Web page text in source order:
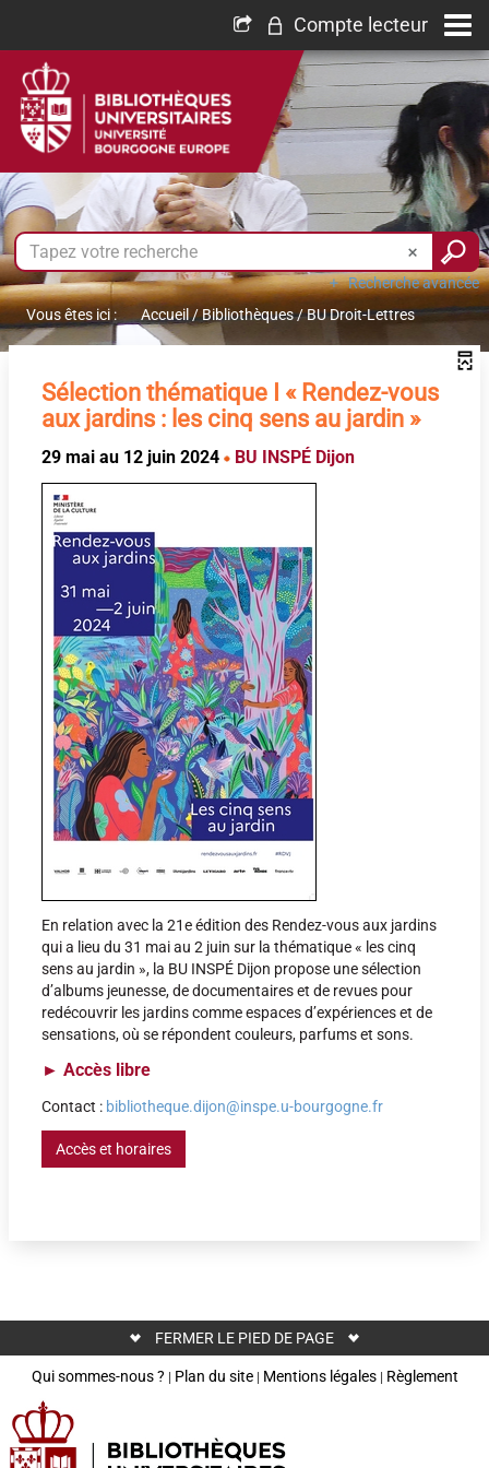
Compte lecteur
Recherche avancée
Vous êtes ici :
Accueil /Bibliothèques/BU Droit-Lettres
Sélection thématique I « Rendez-vous
aux jardins : les cinq sens au jardin »
29 mai au 12 juin 2024 BU INSPÉ Dijon
En relation avec la 21e édition des Rendez-vous aux jardins
qui a lieu du 31 mai au 2 juin sur la thématique « les cinq
sens au jardin », la BU INSPÉ Dijon propose une sélection
d’albums jeunesse, de documentaires et de revues pour
redécouvrir les jardins comme espaces d’expériences et de
sensations, où se répondent couleurs, parfums et sons.
► Accès libre
Contact : bibliotheque.dijon@inspe.u-bourgogne.fr
Accès et horaires
FERMER LE PIED DE PAGE
Qui sommes-nous ? | Plan du site| Mentions légales| Règlement